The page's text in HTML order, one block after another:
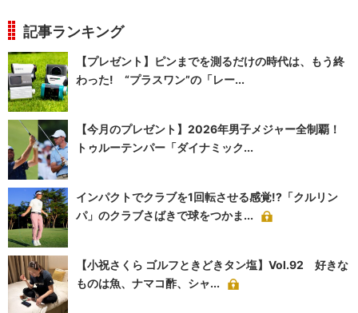
記事ランキング
【プレゼント】ピンまでを測るだけの時代は、もう終
わった! “プラスワン”の「レー...
【今月のプレゼント】2026年男子メジャー全制覇！
トゥルーテンパー「ダイナミック...
インパクトでクラブを1回転させる感覚!?「クルリン
パ」のクラブさばきで球をつかま...
【小祝さくら ゴルフときどきタン塩】Vol.92 好きな
ものは魚、ナマコ酢、シャ...